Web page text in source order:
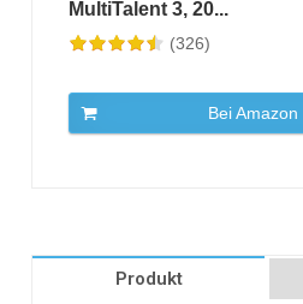
MultiTalent 3, 20...
(326)
Bei Amazon
Produkt